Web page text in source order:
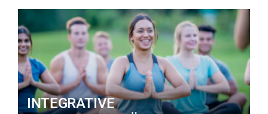
INTEGRATIVE